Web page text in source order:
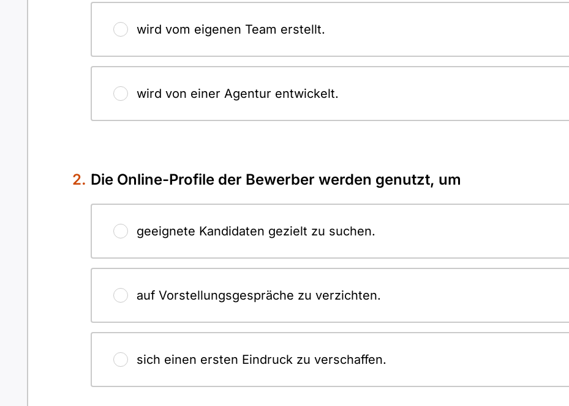
wird vom eigenen Team erstellt.
wird von einer Agentur entwickelt.
Die Online-Profile der Bewerber werden genutzt, um
geeignete Kandidaten gezielt zu suchen.
auf Vorstellungsgespräche zu verzichten.
sich einen ersten Eindruck zu verschaffen.